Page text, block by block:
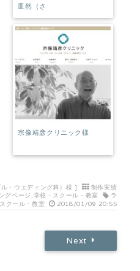
皿然（さ
宗像靖彦クリニック様
・ウエディング科）様 ]
制作実績
グページ ,学校・スクール・教室
ラ
クール・教室 2018/01/09 20:55
Next